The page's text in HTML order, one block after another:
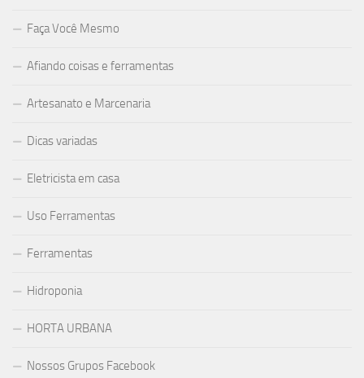
Faça Você Mesmo
Afiando coisas e ferramentas
Artesanato e Marcenaria
Dicas variadas
Eletricista em casa
Uso Ferramentas
Ferramentas
Hidroponia
HORTA URBANA
Nossos Grupos Facebook